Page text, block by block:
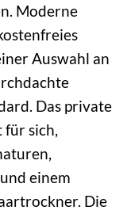
Moderne
Auswahl an
Das private
für sich,
einem
Die